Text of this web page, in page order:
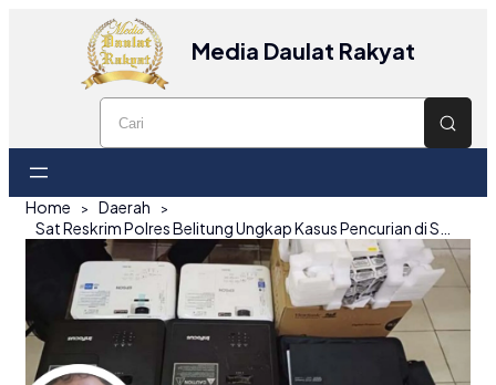
Media Daulat Rakyat
Home
Daerah